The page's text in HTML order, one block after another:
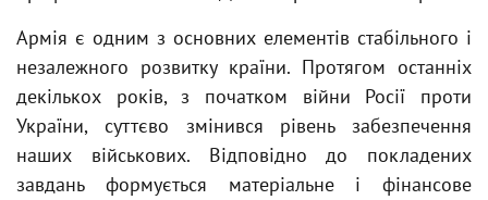
Армія є одним з основних елементів стабільного і
незалежного розвитку країни. Протягом останніх
декількох років, з початком війни Росії проти
України, суттєво змінився рівень забезпечення
наших військових. Відповідно до покладених
завдань формується матеріальне і фінансове